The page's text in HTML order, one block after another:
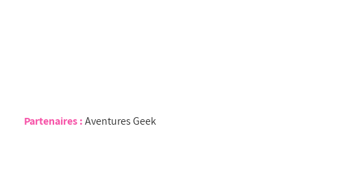
Partenaires :Aventures Geek